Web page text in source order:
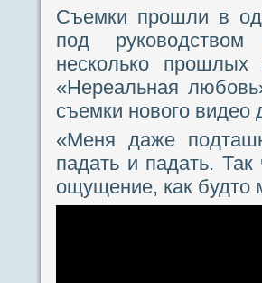
Съемки прошли в
под руководством
несколько
«Нереальная
съемки нового видео
«Меня даже
падать и падать.
ощущение, как будто